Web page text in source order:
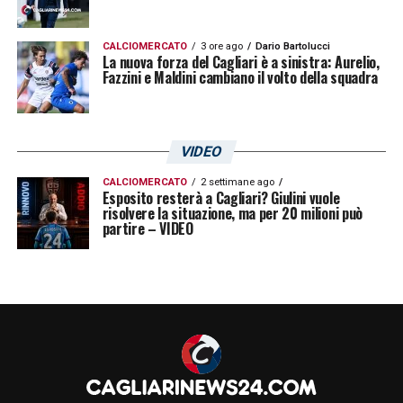
LA PLAYLIST DELLE NOSTRE TOP NEWS
CALCIOMERCATO 3 ore ago Dario Bartolucci
La nuova forza del Cagliari è a sinistra: Aurelio,
Fazzini e Maldini cambiano il volto della squadra
VIDEO
CALCIOMERCATO 2 settimane ago
Esposito resterà a Cagliari? Giulini vuole
risolvere la situazione, ma per 20 milioni può
partire – VIDEO